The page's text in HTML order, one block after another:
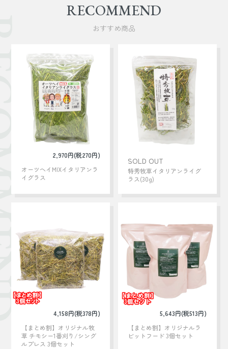
RECOMMEND
おすすめ商品
2,970円(税270円)
オーツヘイMIXイタリアンラ
イグラス
SOLD OUT
特秀牧草イタリアンライグ
ラス(30g)
4,158円(税378円)
【まとめ割】オリジナル牧
草 チモシー1番刈り/シング
ルプレス 3個セット
5,643円(税513円)
【まとめ割】オリジナルラ
ビットフード 3個セット